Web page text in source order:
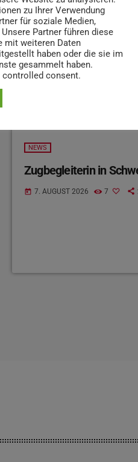
NEWS
Zugbegleiterin in
today 7. AUGUST 2026 7
zu Ihrer Verwendung
für soziale Medien,
Partner führen diese
mit weiteren Daten
haben oder die sie im
gesammelt haben.
consent.